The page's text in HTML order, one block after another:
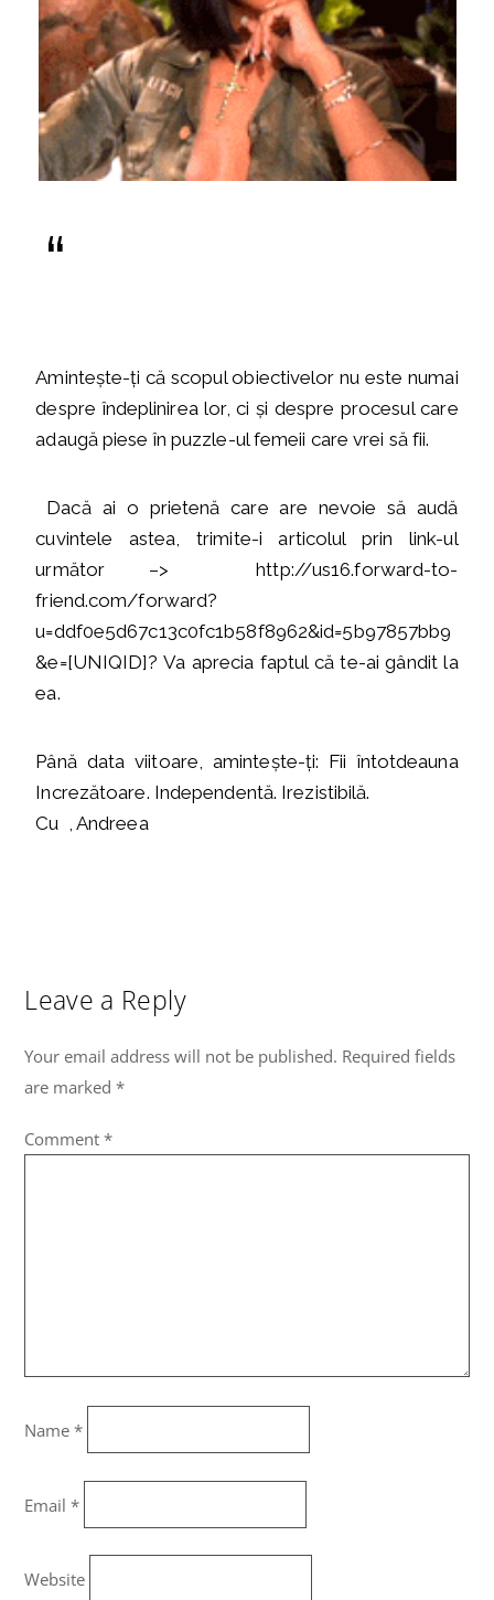
Amintește-ți că scopul obiectivelor nu este numai
despre îndeplinirea lor, ci și despre procesul care
adaugă piese în puzzle-ul femeii care vrei să fii.
Dacă ai o prietenă care are nevoie să audă
cuvintele astea, trimite-i articolul prin link-ul
următor –> http://us16.forward-to-
friend.com/forward?
u=ddf0e5d67c13c0fc1b58f8962&id=5b97857bb9
&e=[UNIQID]? Va aprecia faptul că te-ai gândit la
ea.
Până data viitoare, amintește-ți: Fii întotdeauna
Increzătoare. Independentă. Irezistibilă.
Cu , Andreea
Leave a Reply
Your email address will not be published. Required fields
are marked*
Comment*
Name*
Email*
Website